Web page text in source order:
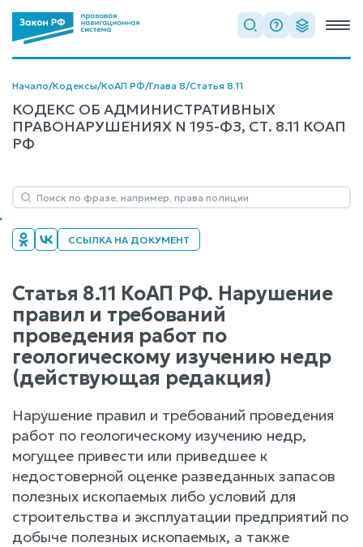
Начало/Кодексы/КоАП РФ/Глава 8/Статья 8.11
КОДЕКС ОБ АДМИНИСТРАТИВНЫХ
ПРАВОНАРУШЕНИЯХ N 195-ФЗ, СТ. 8.11 КОАП
РФ
ССЫЛКА НА ДОКУМЕНТ
Статья 8.11 КоАП РФ. Нарушение
правил и требований
проведения работ по
геологическому изучению недр
(действующая редакция)
Нарушение правил и требований проведения
работ по геологическому изучению недр,
могущее привести или приведшее к
недостоверной оценке разведанных запасов
полезных ископаемых либо условий для
строительства и эксплуатации предприятий по
добыче полезных ископаемых, а также